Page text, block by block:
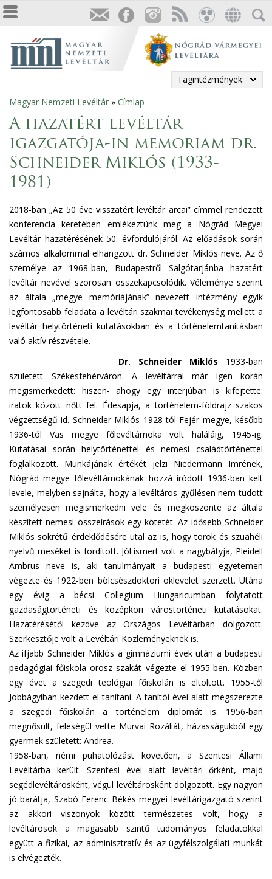
Tagintézmények
Jelenlegi
hely
Magyar Nemzeti Levéltár » Címlap
A hazatért levéltár
igazgatója-in memoriam dr.
Schneider Miklós (1933-
1981)
2018-ban „Az 50 éve visszatért levéltár arcai” címmel rendezett
konferencia keretében emlékeztünk meg a Nógrád Megyei
Levéltár hazatérésének 50. évfordulójáról. Az előadások során
számos alkalommal elhangzott dr. Schneider Miklós neve. Az ő
személye az 1968-ban, Budapestről Salgótarjánba hazatért
levéltár nevével szorosan összekapcsolódik. Véleménye szerint
az általa „megye memóriájának” nevezett intézmény egyik
legfontosabb feladata a levéltári szakmai tevékenység mellett a
levéltár helytörténeti kutatásokban és a történelemtanításban
való aktív részvétele.
Dr. Schneider Miklós 1933-ban
született Székesfehérváron. A levéltárral már igen korán
megismerkedett: hiszen- ahogy egy interjúban is kifejtette:
iratok között nőtt fel. Édesapja, a történelem-földrajz szakos
végzettségű id. Schneider Miklós 1928-tól Fejér megye, később
1936-tól Vas megye főlevéltárnoka volt haláláig, 1945-ig.
Kutatásai során helytörténettel és nemesi családtörténettel
foglalkozott. Munkájának értékét jelzi Niedermann Imrének,
Nógrád megye főlevéltárnokának hozzá íródott 1936-ban kelt
levele, melyben sajnálta, hogy a levéltáros gyűlésen nem tudott
személyesen megismerkedni vele és megköszönte az általa
készített nemesi összeírások egy kötetét. Az idősebb Schneider
Miklós sokrétű érdeklődésére utal az is, hogy török és szuahéli
nyelvű meséket is fordított. Jól ismert volt a nagybátyja, Pleidell
Ambrus neve is, aki tanulmányait a budapesti egyetemen
végezte és 1922-ben bölcsészdoktori oklevelet szerzett. Utána
egy évig a bécsi Collegium Hungaricumban folytatott
gazdaságtörténeti és középkori várostörténeti kutatásokat.
Hazatérésétől kezdve az Országos Levéltárban dolgozott.
Szerkesztője volt a Levéltári Közleményeknek is.
Az ifjabb Schneider Miklós a gimnáziumi évek után a budapesti
pedagógiai főiskola orosz szakát végezte el 1955-ben. Közben
egy évet a szegedi teológiai főiskolán is eltöltött. 1955-től
Jobbágyiban kezdett el tanítani. A tanítói évei alatt megszerezte
a szegedi főiskolán a történelem diplomát is. 1956-ban
megnősült, feleségül vette Murvai Rozáliát, házasságukból egy
gyermek született: Andrea.
1958-ban, némi puhatolózást követően, a Szentesi Állami
Levéltárba került. Szentesi évei alatt levéltári őrként, majd
segédlevéltárosként, végül levéltárosként dolgozott. Egy nagyon
jó barátja, Szabó Ferenc Békés megyei levéltárigazgató szerint
az akkori viszonyok között természetes volt, hogy a
levéltárosok a magasabb szintű tudományos feladatokkal
együtt a fizikai, az adminisztratív és az ügyfélszolgálati munkát
is elvégezték.